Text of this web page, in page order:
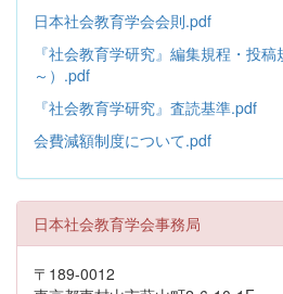
日本社会教育学会会則.pdf
『社会教育学研究』編集規程・投
～）.pdf
『社会教育学研究』査読基準.pdf
会費減額制度について.pdf
日本社会教育学会事務局
〒189-0012